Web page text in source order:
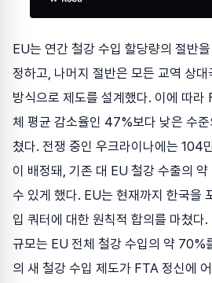
EU는 연간 철강 수입 할당량의 절반
정하고, 나머지 절반은 모든 교역 상
방식으로 제도를 설계했다. 이에 따라
체 평균 감소율인 47%보다 낮은 수
쳤다. 전쟁 중인 우크라이나에는 104
이 배정돼, 기존 대 EU 철강 수출의
수 있게 했다. EU는 현재까지 한국을
입 쿼터에 대한 원칙적 합의를 마쳤다
규모는 EU 전체 철강 수입의 약 70%
의 새 철강 수입 제도가 FTA 정신에